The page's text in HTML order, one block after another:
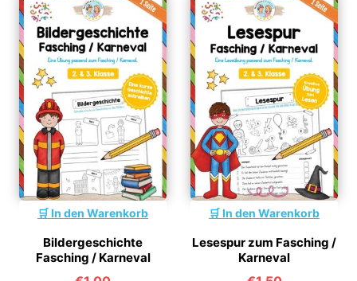
In den Warenkorb
Bildergeschichte
Fasching / Karneval
In den Warenkorb
Lesespur zum Fasching /
Karneval